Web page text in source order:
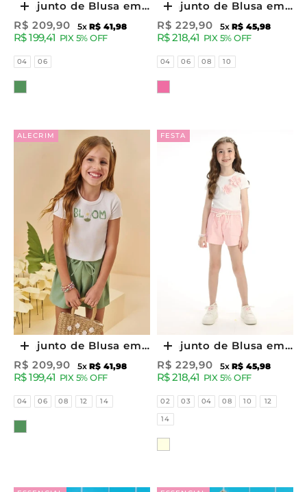
Escolher opções
Conjunto de Blusa em
Canelado de Viscose e
Shorts em Moletom
Linho sem Pelúcia
98034 Kukiê Infantil
Preço promocional
R$ 209,90 5xR$ 41,98
R$ 199,41 PIX 5% OFF
Tamanhos
04 06
Escolher opções
Conjunto de Blusa em
Canelado e Saia em
Viscose (com Shorts
Embutido) 96383 Kukiê
Infantil Menina
Preço promocional
R$ 229,90 5xR$ 45,98
R$ 218,41 PIX 5% OFF
Tamanhos
04 06 08 10
ALECRIM
Escolher opções
Conjunto de Blusa em
Canelado e Shorts em
Cupro 95545 Kukiê
Infantil Menina
Preço promocional
R$ 209,90 5xR$ 41,98
R$ 199,41 PIX 5% OFF
Tamanhos
04 06 08 12 14
FESTA
Escolher opções
Conjunto de Blusa em
Canelado e Shorts em
Malha Twill Brilho
93662 Kukiê Infantil
Menina
Preço promocional
R$ 229,90 5xR$ 45,98
R$ 218,41 PIX 5% OFF
Tamanhos
02 03 04 08 10
12
14